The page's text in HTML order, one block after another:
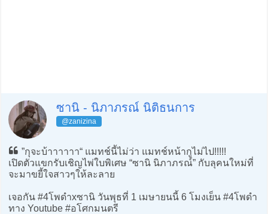
ซานิ - นิภาภรณ์ นิติธนการ
@zanizina
”กุจะบ้าาาาาา“ แมทช์นี้ไม่ว่า แมทช์หน้ากูไม่ไป!!!!!
เปิดตัวแขกรับเชิญไพ่ใบพิเศษ “ซานิ นิภาภรณ์” กับลุคนใหม่ที่
จะมาขยี้ใจสาวๆให้ละลาย
เจอกัน #4โพดําxซานิ วันพุธที่ 1 เมษายนนี้ 6 โมงเย็น #4โพดำ
ทาง Youtube #อโศกมนตรี